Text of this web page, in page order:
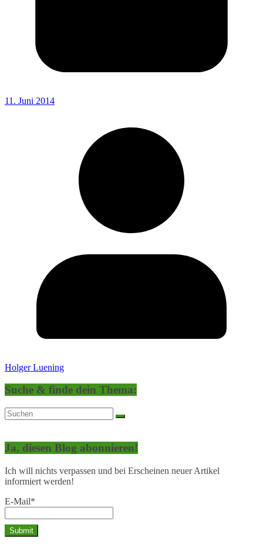
11. Juni 2014
Holger Luening
Suche & finde dein Thema:
Ja, diesen Blog abonnieren!
Ich will nichts verpassen und bei Erscheinen neuer Artikel
informiert werden!
E-Mail*